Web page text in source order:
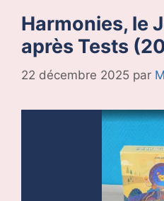
Harmonies, le
après Tests
22 décembre 2025 par